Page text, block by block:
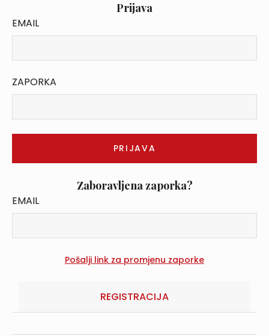
Prijava
EMAIL
ZAPORKA
Zaboravljena zaporka?
EMAIL
REGISTRACIJA